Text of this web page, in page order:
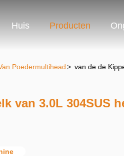
Huis Producten
Poedermultihead> van de de
van 3.0L 304SUS